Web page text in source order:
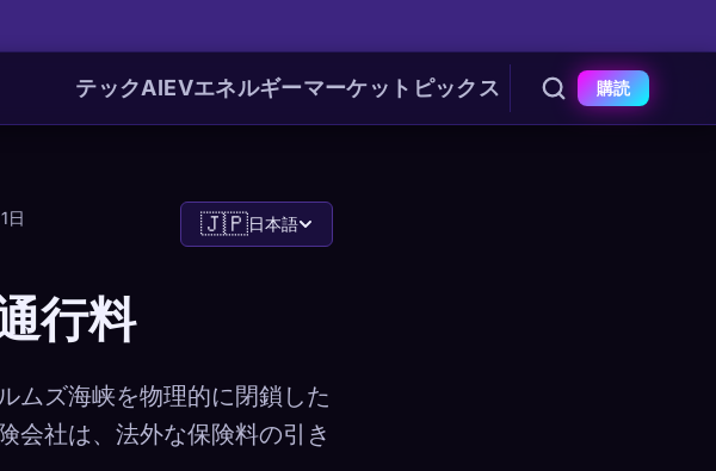
テックAIEVエネルギーマーケット ピックス 購読
日 🇯🇵日本語
行料
ムズ海峡を物理的に閉鎖した
会社は、法外な保険料の引き